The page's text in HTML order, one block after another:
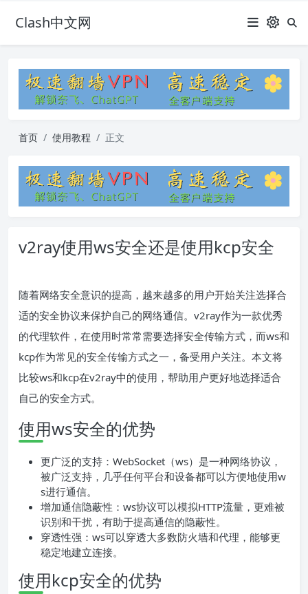
Clash中文网
首页 使用教程 正文
v2ray使用ws安全还是使用kcp安全
随着网络安全意识的提高，越来越多的用户开始关注选择合
适的安全协议来保护自己的网络通信。v2ray作为一款优秀
的代理软件，在使用时常常需要选择安全传输方式，而ws和
kcp作为常见的安全传输方式之一，备受用户关注。本文将
比较ws和kcp在v2ray中的使用，帮助用户更好地选择适合
自己的安全方式。
使用ws安全的优势
更广泛的支持：WebSocket（ws）是一种网络协议，
被广泛支持，几乎任何平台和设备都可以方便地使用w
s进行通信。
增加通信隐蔽性：ws协议可以模拟HTTP流量，更难被
识别和干扰，有助于提高通信的隐蔽性。
穿透性强：ws可以穿透大多数防火墙和代理，能够更
稳定地建立连接。
使用kcp安全的优势